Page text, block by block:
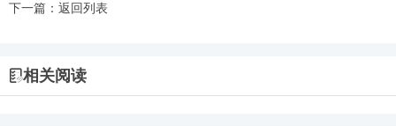
下一篇： 返回列表
相关阅读